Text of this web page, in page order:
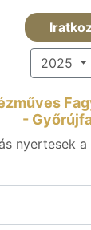
2025
-
nyertesek